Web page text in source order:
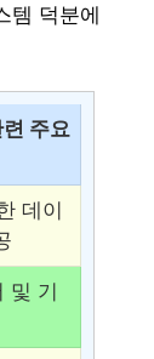
템 덕분에
주요
데이
및 기